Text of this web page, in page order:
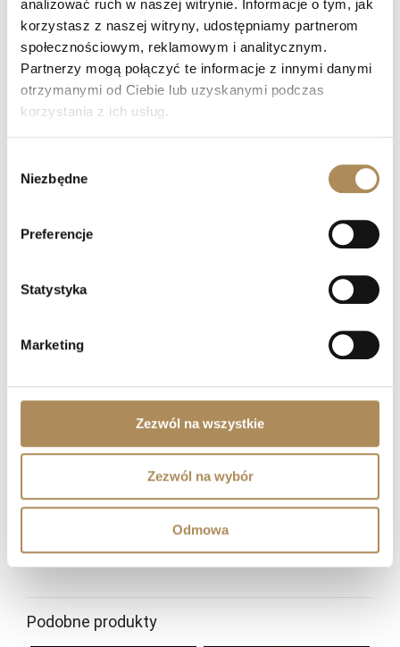
analizować ruch w naszej witrynie. Informacje o tym, jak
korzystasz z naszej witryny, udostępniamy partnerom
społecznościowym, reklamowym i analitycznym.
Partnerzy mogą połączyć te informacje z innymi danymi
otrzymanymi od Ciebie lub uzyskanymi podczas
korzystania z ich usług.
zgody
Niezbędne
Preferencje
Statystyka
Marketing
Zezwól na wszystkie
Zezwól na wybór
Odmowa
Co oznacza „LUXOS Arts Certified Selection”?
Jakie certyfikaty posiada zespół LUXOS Arts?
Czy zegarki z oferty LUXOS Arts objęte są
inwestycyjne?
pośrednictwem LUXOS Arts?
Jak mogę umówić się na spotkanie?
Czy LUXOS Arts organizuje wydarzenia
Czy współpracujecie z klientami z zagranicy?
Gdzie mogę śledzić nowości i wydarzenia LUXOS
Podobne produkty